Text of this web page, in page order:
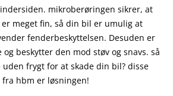
mikroberøringen sikrer, at
meget fin, så din bil er umulig at
fenderbeskyttelsen. Desuden er
beskytter den mod støv og snavs. så
frygt for at skade din bil? disse
hbm er løsningen!